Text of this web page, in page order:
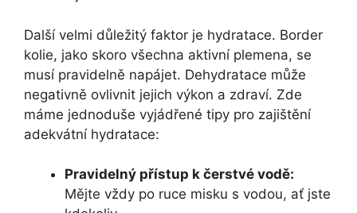
Další velmi důležitý faktor je hydratace. Border
kolie, jako skoro všechna aktivní plemena, se
musí pravidelně napájet. Dehydratace může
negativně ovlivnit jejich výkon a zdraví. Zde
máme jednoduše vyjádřené tipy pro zajištění
adekvátní hydratace:
Pravidelný přístup k čerstvé vodě:
Mějte vždy po ruce misku s vodou, ať jste